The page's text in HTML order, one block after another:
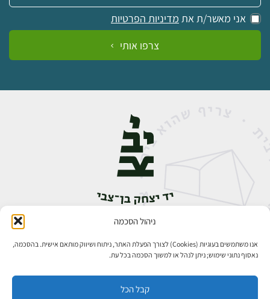
ניהול הסכמה
אנו משתמשים בעוגיות (Cookies) לצורך הפעלת האתר, ניתוח ושיווק מותאם אישית. בהסכמה,
נאסוף נתוני שימוש; ניתן לנהל או למשוך הסכמה בכל עת.
קבל הכל
אני מאשר/ת את מדיניות הפרטיות
צרפו אותי
אבן גבירול 14, רחביה, ירושלים